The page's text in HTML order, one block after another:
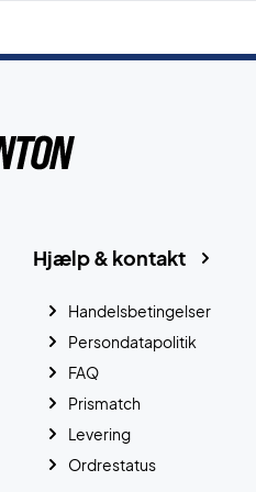
Hjælp & kontakt
Handelsbetingelser
Persondatapolitik
FAQ
Prismatch
Levering
Ordrestatus